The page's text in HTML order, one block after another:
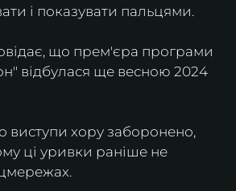
і показувати пальцями.
що прем'єра програми
відбулася ще весною 2024
виступи хору заборонено,
ці уривки раніше не